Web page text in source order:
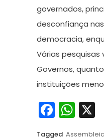
governados,
desconfiança
democracia,
Várias
Governos,
instituições
X
Tagged